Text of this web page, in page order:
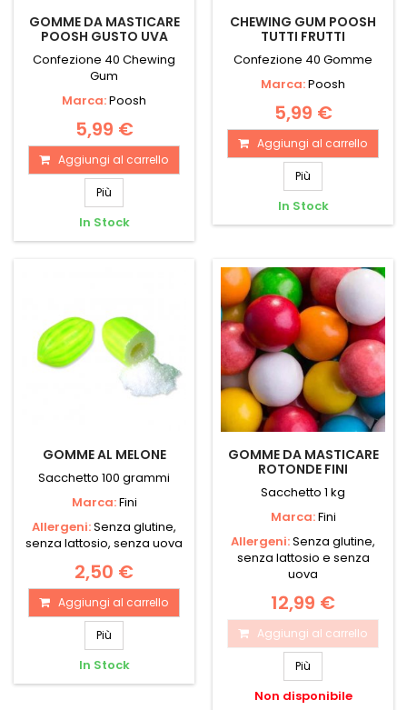
GOMME DA MASTICARE
POOSH GUSTO UVA
Confezione 40 Chewing
Gum
Marca:Poosh
5,99 €
Aggiungi al carrello
Più
In Stock
CHEWING GUM POOSH
TUTTI FRUTTI
Confezione 40 Gomme
Marca:Poosh
5,99 €
Aggiungi al carrello
Più
In Stock
GOMME AL MELONE
Sacchetto 100 grammi
Marca:Fini
Allergeni:Senza glutine,
senza lattosio, senza uova
2,50 €
Aggiungi al carrello
Più
In Stock
GOMME DA MASTICARE
ROTONDE FINI
Sacchetto 1 kg
Marca:Fini
Allergeni:Senza glutine,
senza lattosio e senza
uova
12,99 €
Aggiungi al carrello
Più
Non disponibile